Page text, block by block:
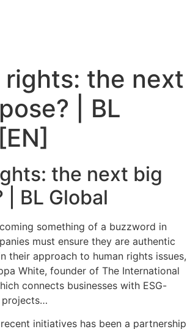
rights: the next
| BL
the next big
| BL Global
something of a buzzword in
must ensure they are authentic
their approach to human rights issues,
White, founder of The International
connects businesses with ESG-
projects…
recent initiatives has been a partnership